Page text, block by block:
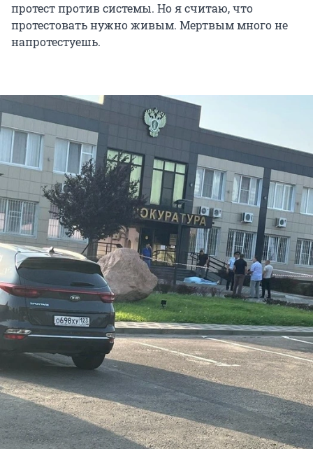
протест против системы. Но я считаю, что
протестовать нужно живым. Мертвым много не
напротестуешь.